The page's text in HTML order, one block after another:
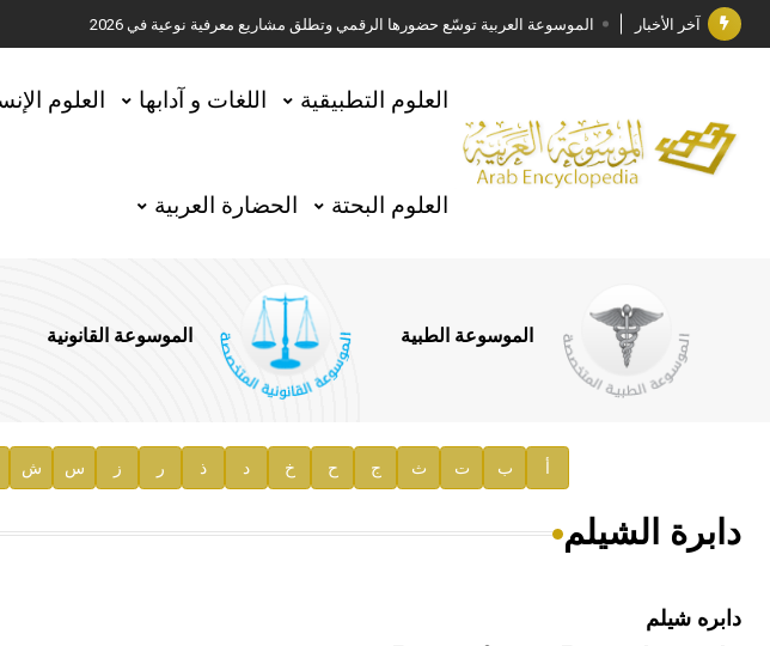
آخر الأخبار الموسوعة العربية توسّع حضورها الرقمي وتطلق مشاريع معرفية نوعية في 2026
جائزة مجمع الملك سلمان العالمي للغة العربية 2025
الأستاذ إياد خالد الطباع مدير عام لهيئة الموسوعة العربية
السيد محمد ياسين صالح وزيرا للثقافة
توصيات مجلس الإدارة
صدور المجلد السابع من موسوعة الآثار في سورية
إعلان..
هيئة الموسوعة العربية تطلق موسوعات جديدة في عام 2026
العلوم التطبيقية اللغات و آدابها العلوم
العلوم البحتة الحضارة العربية
الموسوعة الطبية الموسوعة القانونية
أ ب ت ث ج ح خ د ذ ر ز س ش
دابرة الشيلم
دابره شيلم